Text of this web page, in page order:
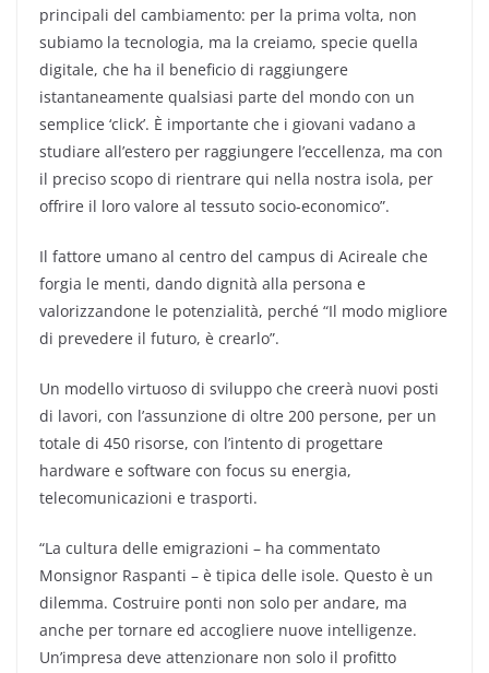
principali del cambiamento: per la prima volta, non
subiamo la tecnologia, ma la creiamo, specie quella
digitale, che ha il beneficio di raggiungere
istantaneamente qualsiasi parte del mondo con un
semplice ‘click’. È importante che i giovani vadano a
studiare all’estero per raggiungere l’eccellenza, ma con
il preciso scopo di rientrare qui nella nostra isola, per
offrire il loro valore al tessuto socio-economico”.
Il fattore umano al centro del campus di Acireale che
forgia le menti, dando dignità alla persona e
valorizzandone le potenzialità, perché “Il modo migliore
di prevedere il futuro, è crearlo”.
Un modello virtuoso di sviluppo che creerà nuovi posti
di lavori, con l’assunzione di oltre 200 persone, per un
totale di 450 risorse, con l’intento di progettare
hardware e software con focus su energia,
telecomunicazioni e trasporti.
“La cultura delle emigrazioni – ha commentato
Monsignor Raspanti – è tipica delle isole. Questo è un
dilemma. Costruire ponti non solo per andare, ma
anche per tornare ed accogliere nuove intelligenze.
Un’impresa deve attenzionare non solo il profitto